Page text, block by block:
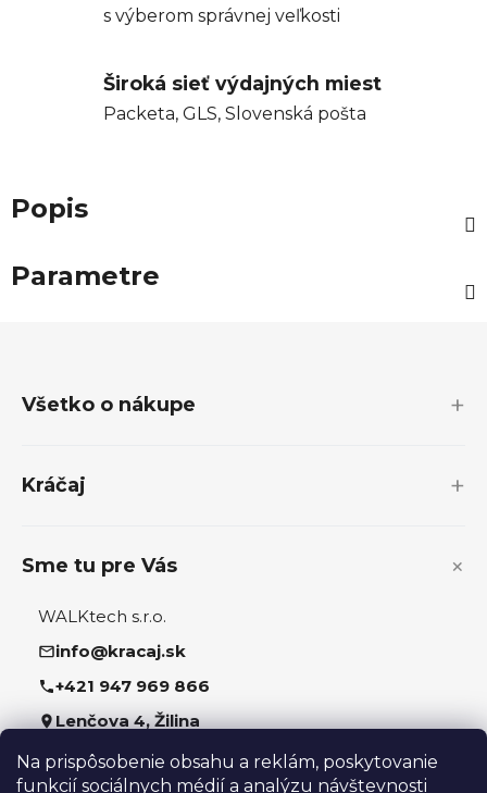
Na prispôsobenie obsahu a reklám, poskytovanie
funkcií sociálnych médií a analýzu návštevnosti
s výberom správnej veľkosti
Široká sieť výdajných miest
Packeta, GLS, Slovenská pošta
Popis
Parametre
Všetko o nákupe
Kráčaj
Sme tu pre Vás
WALKtech s.r.o.
info@kracaj.sk
+421 947 969 866
Lenčova 4, Žilina
Sledujte nás